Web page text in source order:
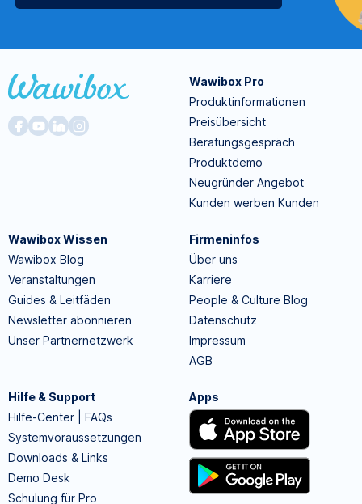
Wawibox Pro
Produktinformationen
Preisübersicht
Beratungsgespräch
Produktdemo
Neugründer Angebot
Kunden werben Kunden
Wawibox Wissen
Wawibox Blog
Veranstaltungen
Guides & Leitfäden
Newsletter abonnieren
Unser Partnernetzwerk
Firmeninfos
Über uns
Karriere
People & Culture Blog
Datenschutz
Impressum
AGB
Hilfe & Support
Hilfe-Center | FAQs
Systemvoraussetzungen
Downloads & Links
Demo Desk
Schulung für Pro
Apps